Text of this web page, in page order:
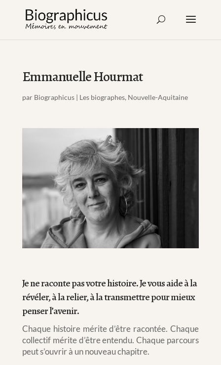
Emmanuelle Hourmat
par Biographicus| Les biographes, Nouvelle-Aquitaine
Je ne raconte pas votre histoire. Je vous aide à la
révéler, à la relier, à la transmettre pour mieux
penser l’avenir.
Chaque histoire mérite d’être racontée. Chaque
collectif mérite d’être entendu. Chaque parcours
peut s’ouvrir à un nouveau chapitre.